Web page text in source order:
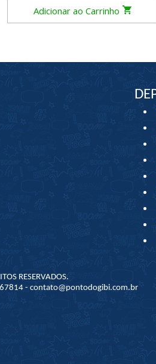
Adicionar ao Carrinho
RESERVADOS.
- contato@pontodogibi.com.br